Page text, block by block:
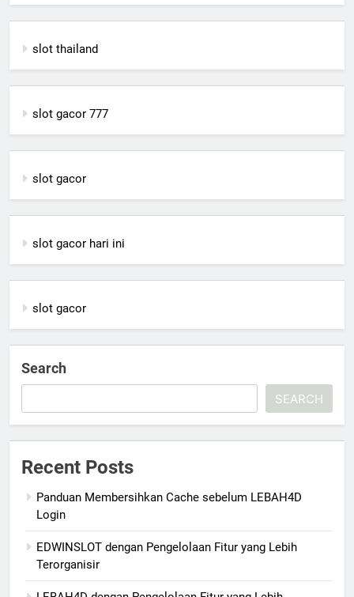
slot thailand
slot gacor 777
slot gacor
slot gacor hari ini
slot gacor
Search
SEARCH
Recent Posts
Panduan Membersihkan Cache sebelum LEBAH4D
Login
EDWINSLOT dengan Pengelolaan Fitur yang Lebih
Terorganisir